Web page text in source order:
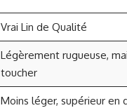
Vrai Lin de Qualité
Légèrement rugueuse,
toucher
Moins léger, supérieur en